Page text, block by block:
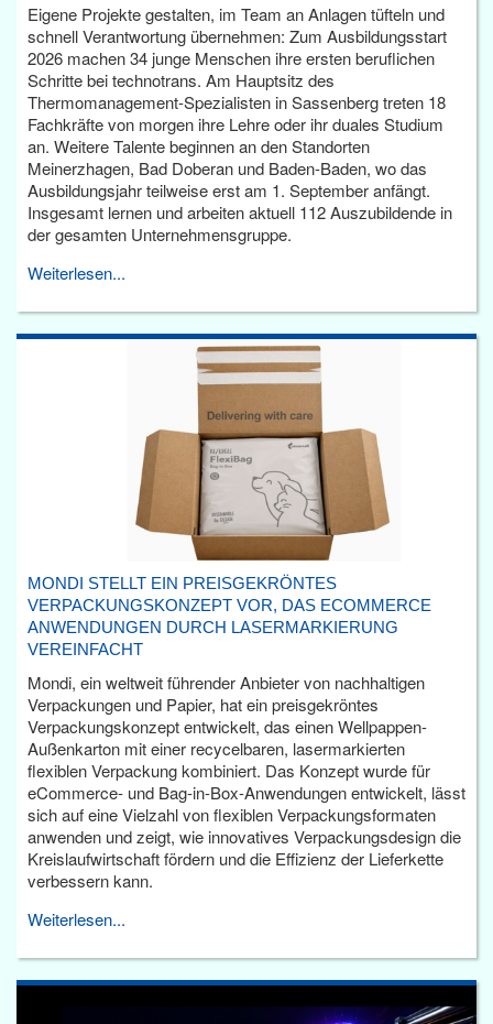
Eigene Projekte gestalten, im Team an Anlagen tüfteln und
schnell Verantwortung übernehmen: Zum Ausbildungsstart
2026 machen 34 junge Menschen ihre ersten beruflichen
Schritte bei technotrans. Am Hauptsitz des
Thermomanagement-Spezialisten in Sassenberg treten 18
Fachkräfte von morgen ihre Lehre oder ihr duales Studium
an. Weitere Talente beginnen an den Standorten
Meinerzhagen, Bad Doberan und Baden-Baden, wo das
Ausbildungsjahr teilweise erst am 1. September anfängt.
Insgesamt lernen und arbeiten aktuell 112 Auszubildende in
der gesamten Unternehmensgruppe.
Weiterlesen...
MONDI STELLT EIN PREISGEKRÖNTES
VERPACKUNGSKONZEPT VOR, DAS ECOMMERCE
ANWENDUNGEN DURCH LASERMARKIERUNG
VEREINFACHT
Mondi, ein weltweit führender Anbieter von nachhaltigen
Verpackungen und Papier, hat ein preisgekröntes
Verpackungskonzept entwickelt, das einen Wellpappen-
Außenkarton mit einer recycelbaren, lasermarkierten
flexiblen Verpackung kombiniert. Das Konzept wurde für
eCommerce- und Bag-in-Box-Anwendungen entwickelt, lässt
sich auf eine Vielzahl von flexiblen Verpackungsformaten
anwenden und zeigt, wie innovatives Verpackungsdesign die
Kreislaufwirtschaft fördern und die Effizienz der Lieferkette
verbessern kann.
Weiterlesen...